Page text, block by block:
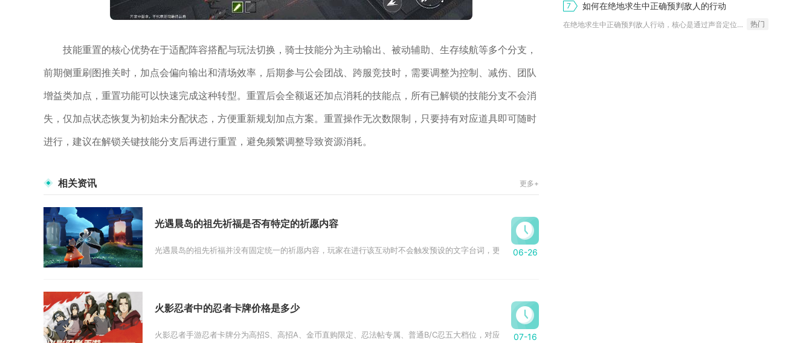
技能重置的核心优势在于适配阵容搭配与玩法切换，骑士技能分为主动输出、被动辅助、生存续航等多个分支，
前期侧重刷图推关时，加点会偏向输出和清场效率，后期参与公会团战、跨服竞技时，需要调整为控制、减伤、团队
增益类加点，重置功能可以快速完成这种转型。重置后会全额返还加点消耗的技能点，所有已解锁的技能分支不会消
失，仅加点状态恢复为初始未分配状态，方便重新规划加点方案。重置操作无次数限制，只要持有对应道具即可随时
进行，建议在解锁关键技能分支后再进行重置，避免频繁调整导致资源消耗。
相关资讯 更多+
光遇晨岛的祖先祈福是否有特定的祈愿内容
光遇晨岛的祖先祈福并没有固定统一的祈愿内容，玩家在进行该互动时不会触发预设的文字台词，更多依靠场景氛围、先祖动作与玩家自...
06-26
火影忍者中的忍者卡牌价格是多少
火影忍者手游忍者卡牌分为高招S、高招A、金币直购限定、忍法帖专属、普通B/C忍五大档位，对应金币成本区间依次为30000...
07-16
7 如何在绝地求生中正确预判敌人的行动
在绝地求生中正确预判敌人行动，核心是通过声音定位、环境痕迹、... 热门